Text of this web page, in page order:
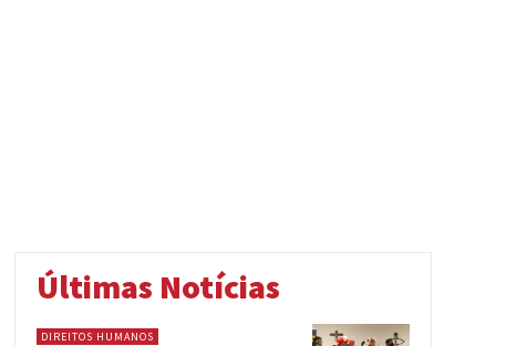
Últimas Notícias
DIREITOS HUMANOS